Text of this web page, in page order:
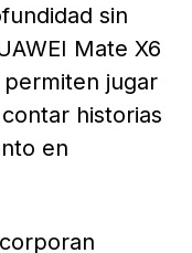
sin
Mate X6
jugar
historias
en